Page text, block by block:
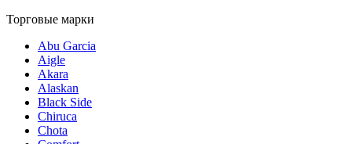
Торговые марки
Abu Garcia
Aigle
Akara
Alaskan
Black Side
Chiruca
Chota